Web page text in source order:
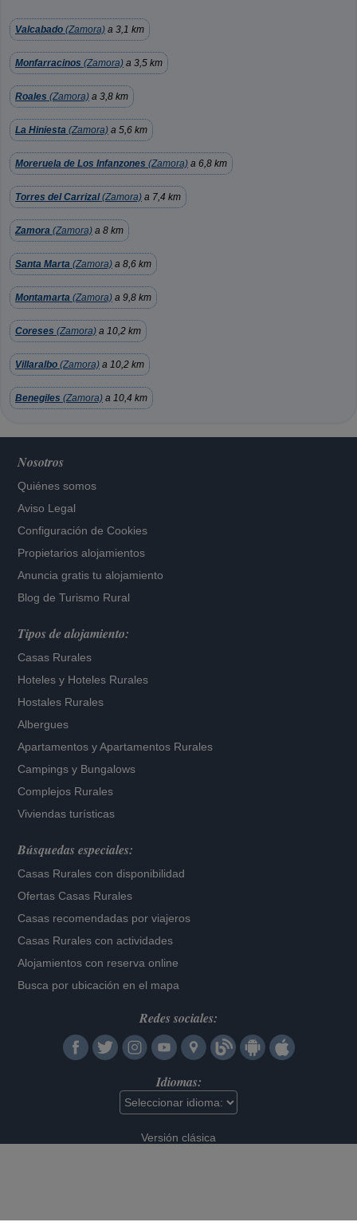
Valcabado (Zamora) a 3,1 km
Monfarracinos (Zamora) a 3,5 km
Roales (Zamora) a 3,8 km
La Hiniesta (Zamora) a 5,6 km
Moreruela de Los Infanzones (Zamora) a 6,8 km
Torres del Carrizal(Zamora) a 7,4 km
Zamora (Zamora) a 8 km
Santa Marta (Zamora) a 8,6 km
Montamarta (Zamora) a 9,8 km
Coreses (Zamora) a 10,2 km
Villaralbo (Zamora) a 10,2 km
Benegiles (Zamora) a 10,4 km
Nosotros
Quiénes somos
Aviso Legal
Configuración de Cookies
Propietarios alojamientos
Anuncia gratis tu alojamiento
Blog de Turismo Rural
Tipos de alojamiento:
Casas Rurales
Hoteles y Hoteles Rurales
Hostales Rurales
Albergues
Apartamentos yApartamentos Rurales
Campings y Bungalows
Complejos Rurales
Viviendas turísticas
Búsquedas especiales:
Casas Rurales con disponibilidad
Ofertas Casas Rurales
Casas recomendadas por viajeros
Casas Rurales con actividades
Alojamientos con reserva online
Busca por ubicación en el mapa
Redes sociales:
Idiomas:
Versión clásica